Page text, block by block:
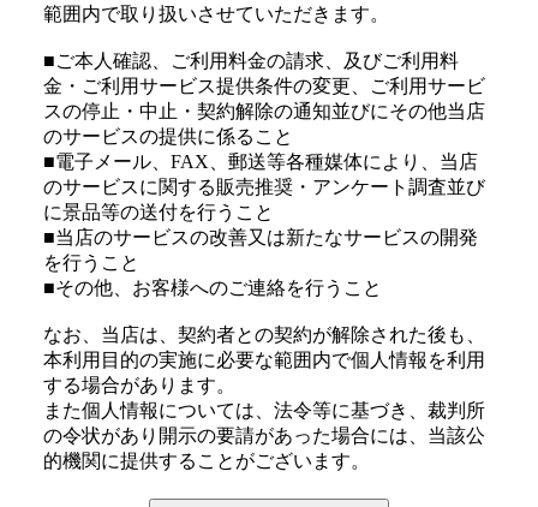
範囲内で取り扱いさせていただきます。
■ご本人確認、ご利用料金の請求、及びご利用料
金・ご利用サービス提供条件の変更、ご利用サービ
スの停止・中止・契約解除の通知並びにその他当店
のサービスの提供に係ること
■電子メール、FAX、郵送等各種媒体により、当店
のサービスに関する販売推奨・アンケート調査並び
に景品等の送付を行うこと
■当店のサービスの改善又は新たなサービスの開発
を行うこと
■その他、お客様へのご連絡を行うこと
なお、当店は、契約者との契約が解除された後も、
本利用目的の実施に必要な範囲内で個人情報を利用
する場合があります。
また個人情報については、法令等に基づき、裁判所
の令状があり開示の要請があった場合には、当該公
的機関に提供することがございます。